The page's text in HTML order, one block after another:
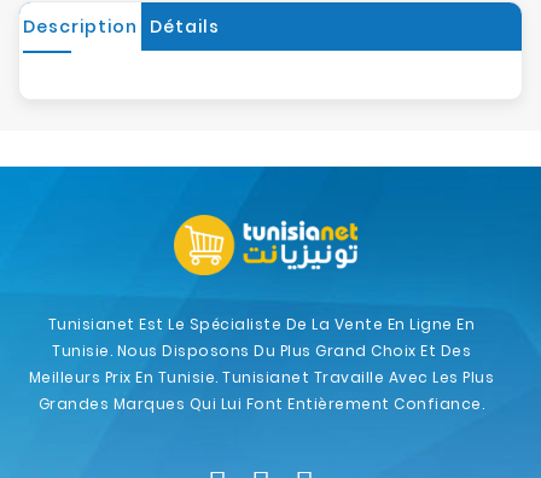
Description Détails
Tunisianet Est Le Spécialiste De La Vente En Ligne En
Tunisie. Nous Disposons Du Plus Grand Choix Et Des
Meilleurs Prix En Tunisie. Tunisianet Travaille Avec Les Plus
Grandes Marques Qui Lui Font Entièrement Confiance.